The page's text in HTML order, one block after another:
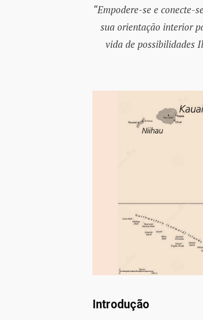
“Empodere-se e conecte-
sua orientação interior
vida de possibilidades
Introdução